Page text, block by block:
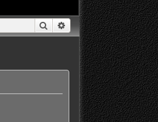
Etsi Tarkennettu haku